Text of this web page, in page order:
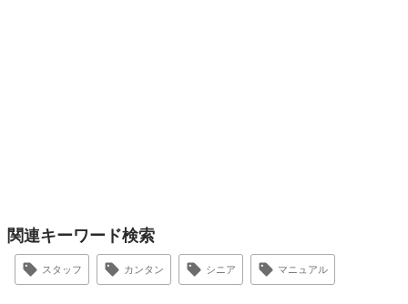
関連キーワード検索
スタッフ カンタン シニア マニュアル